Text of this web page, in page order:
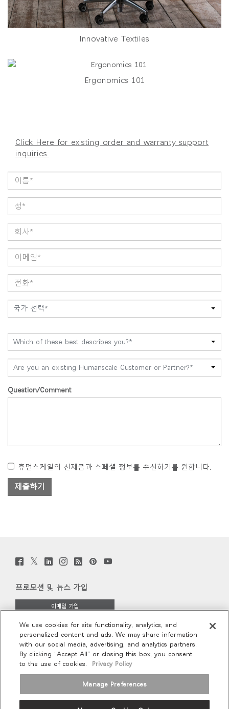
Innovative Textiles
Ergonomics 101
Click Here for existing order and warranty support
inquiries.
국가 선택*
Which of these best describes you?*
Are you an existing Humanscale Customer or Partner?*
Question/Comment
휴먼스케일의 신제품과 스페셜 정보를 수신하기를 원합니다.
Facebook
(opens
Twitter
(opens
LinkedIn
(opens
Instagram
(opens
Humanscale
Blog
window)
PinterstYouTube
프로모션 및 뉴스 가입
이메일 가입
회사 소개
인체공학
리소스
We use cookies for site functionality, analytics, and
personalized content and ads. We may share information
with our social media, advertising, and analytics partners.
By clicking “Accept All” or closing this box, you consent
to the use of cookies.
Privacy Policy
Manage Preferences